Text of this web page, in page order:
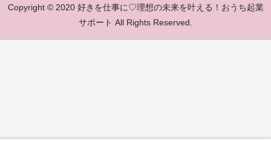
Copyright © 2020 好きを仕事に♡理想の未来を叶える！おうち起業
サポート All Rights Reserved.